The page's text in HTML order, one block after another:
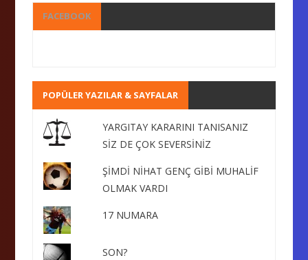
FACEBOOK
POPÜLER YAZILAR & SAYFALAR
YARGITAY KARARINI TANISANIZ
SİZ DE ÇOK SEVERSİNİZ
ŞİMDİ NİHAT GENÇ GİBİ MUHALİF
OLMAK VARDI
17 NUMARA
SON?